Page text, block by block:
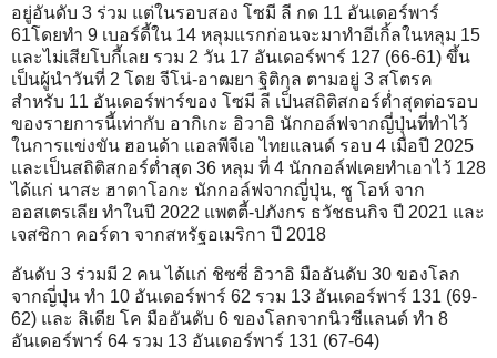
อยู่อันดับ 3 ร่วม แต่ในรอบสอง โซมี ลี กด 11 อันเดอร์พาร์
61โดยทำ 9 เบอร์ดี้ใน 14 หลุมแรกก่อนจะมาทำอีเกิ้ลในหลุม 15
และไม่เสียโบกี้เลย รวม 2 วัน 17 อันเดอร์พาร์ 127 (66-61) ขึ้น
เป็นผู้นำวันที่ 2 โดย จีโน่-อาฒยา ฐิติกุล ตามอยู่ 3 สโตรค
สำหรับ 11 อันเดอร์พาร์ของ โซมี ลี เป็นสถิติสกอร์ต่ำสุดต่อรอบ
ของรายการนี้เท่ากับ อากิเกะ อิวาอิ นักกอล์ฟจากญี่ปุ่นที่ทำไว้
ในการแข่งขัน ฮอนด้า แอลพีจีเอ ไทยแลนด์ รอบ 4 เมื่อปี 2025
และเป็นสถิติสกอร์ต่ำสุด 36 หลุม ที่ 4 นักกอล์ฟเคยทำเอาไว้ 128
ได้แก่ นาสะ ฮาตาโอกะ นักกอล์ฟจากญี่ปุ่น, ซู โอห์ จาก
ออสเตรเลีย ทำในปี 2022 แพตตี้-ปภังกร ธวัชธนกิจ ปี 2021 และ
เจสซิกา คอร์ดา จากสหรัฐอเมริกา ปี 2018
อันดับ 3 ร่วมมี 2 คน ได้แก่ ชิซซี่ อิวาอิ มืออันดับ 30 ของโลก
จากญี่ปุ่น ทำ 10 อันเดอร์พาร์ 62 รวม 13 อันเดอร์พาร์ 131 (69-
62) และ ลิเดีย โค มืออันดับ 6 ของโลกจากนิวซีแลนด์ ทำ 8
อันเดอร์พาร์ 64 รวม 13 อันเดอร์พาร์ 131 (67-64)